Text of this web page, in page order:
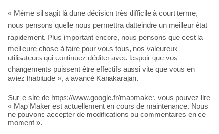
« Même sil sagit là dune décision très difficile à court terme,
nous pensons quelle nous permettra datteindre un meilleur état
rapidement. Plus important encore, nous pensons que cest la
meilleure chose à faire pour vous tous, nos valeureux
utilisateurs qui continuez déditer avec lespoir que vos
changements puissent être effectifs aussi vite que vous en
aviez lhabitude », a avancé Kanakarajan.
Sur le site de https://www.google.fr/mapmaker, vous pouvez lire
« Map Maker est actuellement en cours de maintenance. Nous
ne pouvons accepter de modifications ou commentaires en ce
moment ».